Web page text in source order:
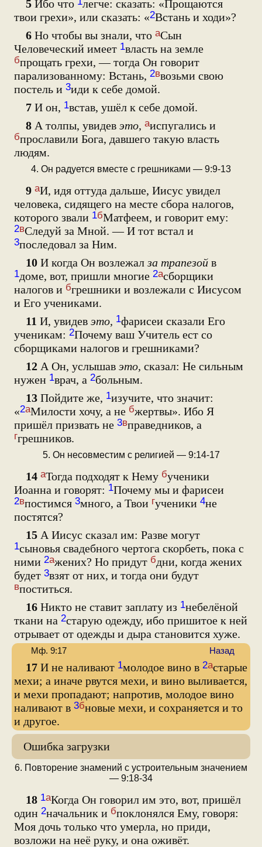
5 Ибо что
легче: сказать: «Прощаются
твои грехи», или сказать: «2Встань и ходи»?
6 Но чтобы вы знали, что аСын
Человеческий имеет 1власть на земле
бпрощать грехи, — тогда Он говорит
парализованному: Встань, 2ввозьми свою
постель и 3иди к себе домой.
7 И он, 1встав, ушёл к себе домой.
8 А толпы, увидев это, аиспугались и
бпрославили Бога, давшего такую власть
людям.
4. Он радуется вместе с грешниками — 9:9-13
9 аИ, идя оттуда дальше, Иисус увидел
человека, сидящего на месте сбора налогов,
которого звали 1бМатфеем, и говорит ему:
2вСледуй за Мной. — И тот встал и
3последовал за Ним.
10 И когда Он возлежалза трапезой в
1доме, вот, пришли многие 2асборщики
налогов и бгрешники и возлежали с Иисусом
и Его учениками.
11 И, увидев это, 1фарисеи сказали Его
ученикам: 2Почему ваш Учитель ест со
сборщиками налогов и грешниками?
12 А Он, услышав это, сказал: Не сильным
нужен 1врач, а 2больным.
13 Пойдите же, 1изучите, что значит:
«2аМилости хочу, а не бжертвы». Ибо Я
пришёл призвать не 3вправедников, а
ггрешников.
5. Он несовместим с религией — 9:14-17
14 аТогда подходят к Нему бученики
Иоанна и говорят: 1Почему мы и фарисеи
2впостимся 3много, а Твои гученики 4не
постятся?
15 А Иисус сказал им: Разве могут
1сыновья свадебного чертога скорбеть, пока с
ними 2ажених? Но придут бдни, когда жених
будет 3взят от них, и тогда они будут
впоститься.
16 Никто не ставит заплату из 1небелёной
ткани на 2старую одежду, ибо пришитое к ней
отрывает от одежды и дыра становится хуже.
17 И не наливают 1молодое вино в 2астарые
мехи; а иначе рвутся мехи, и вино выливается,
и мехи пропадают; напротив, молодое вино
наливают в 3бновые мехи, и сохраняется и то
и другое.
Мф. 9:17 Назад
Ошибка загрузки
6. Повторение знамений с устроительным значением
— 9:18-34
18 1аКогда Он говорил им это, вот, пришёл
один 2начальник и бпоклонялся Ему, говоря:
Моя дочь только что умерла, но приди,
возложи на неё руку, и она оживёт.